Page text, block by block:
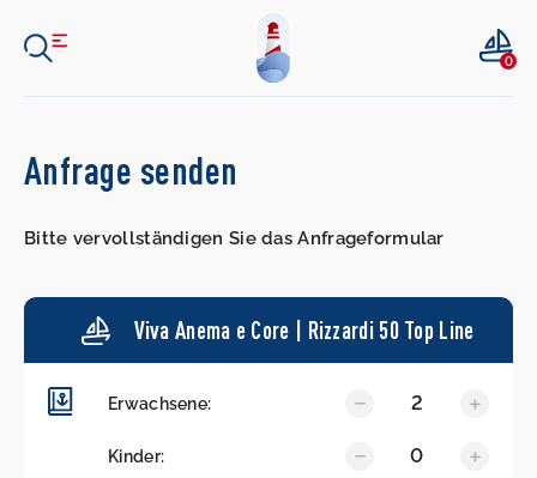
0
Anfrage senden
Bitte vervollständigen Sie das Anfrageformular
Viva Anema e Core | Rizzardi 50 Top Line
Erwachsene: 2
Kinder: 0